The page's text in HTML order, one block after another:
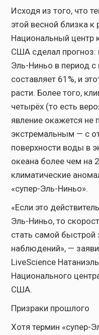
Исходя из того, что
этой весной близка
Национальный центр
США сделал прогноз:
Эль-Ниньо в период
составляет 61%, и
расти. Более того,
четырёх (то есть
явление окажется не
экстремальным — с
поверхности воды в
океана более чем на
климатические
«супер-Эль-Ниньо».
«Если это
Эль-Ниньо, то
стать самой
наблюдений», —
LiveScience
Национального
США.
Призраки прошлого
Хотя термин «супер-